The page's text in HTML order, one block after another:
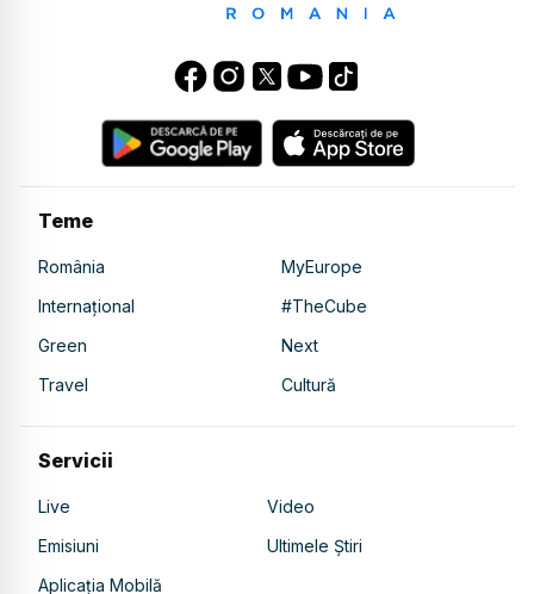
Teme
România
MyEurope
Internațional
#TheCube
Green
Next
Travel
Cultură
Servicii
Live
Video
Emisiuni
Ultimele Știri
Aplicația Mobilă